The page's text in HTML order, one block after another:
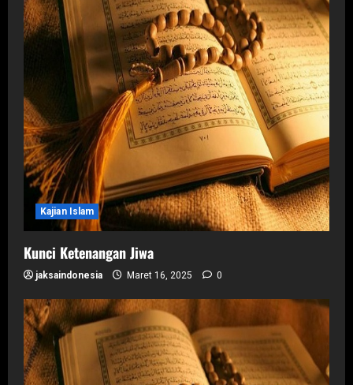
Kajian Islam
Kunci Ketenangan Jiwa
jaksaindonesia Maret 16, 2025 0